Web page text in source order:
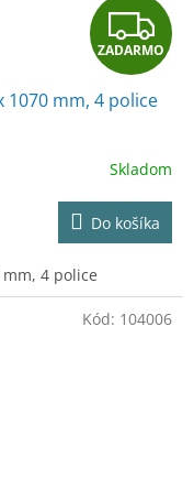
Z
A
D
A
R
M
O
ZADARMO
1070 mm, 4 police
Skladom
Do košíka
4 police
Kód: 104006